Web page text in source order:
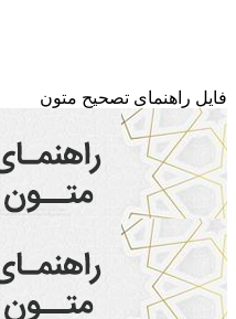
فایل راهنمای تصحیح متون